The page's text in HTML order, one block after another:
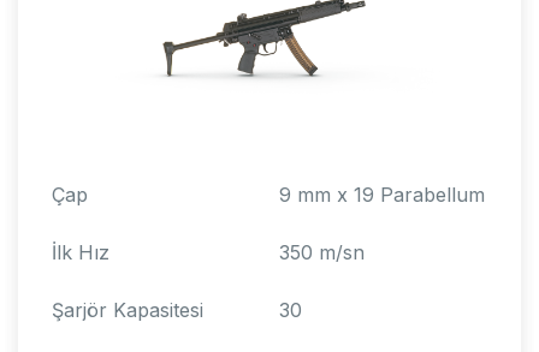
Çap 9 mm x 19 Parabellum
İlk Hız 350 m/sn
Şarjör Kapasitesi 30